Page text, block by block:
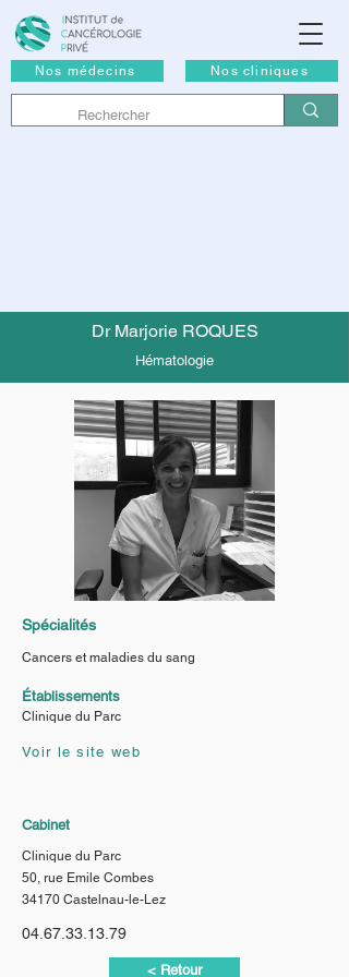
Nos médecins Nos cliniques
Dr Marjorie ROQUES
Hématologie
Spécialités
Cancers et maladies du sang
Établissements
Clinique du Parc
Voir le site web
Cabinet
Clinique du Parc
50, rue Emile Combes
34170 Castelnau-le-Lez
04.67.33.13.79
< Retour